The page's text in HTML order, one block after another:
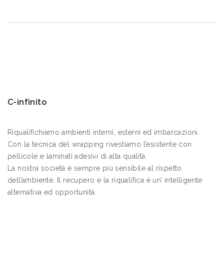
C-infinito
Riqualifichiamo ambienti interni, esterni ed imbarcazioni.
Con la tecnica del wrapping rivestiamo l’esistente con
pellicole e laminati adesivi di alta qualità.
La nostra società è sempre più sensibile al rispetto
dell’ambiente. Il recupero e la riqualifica è un’ intelligente
alternativa ed opportunità.